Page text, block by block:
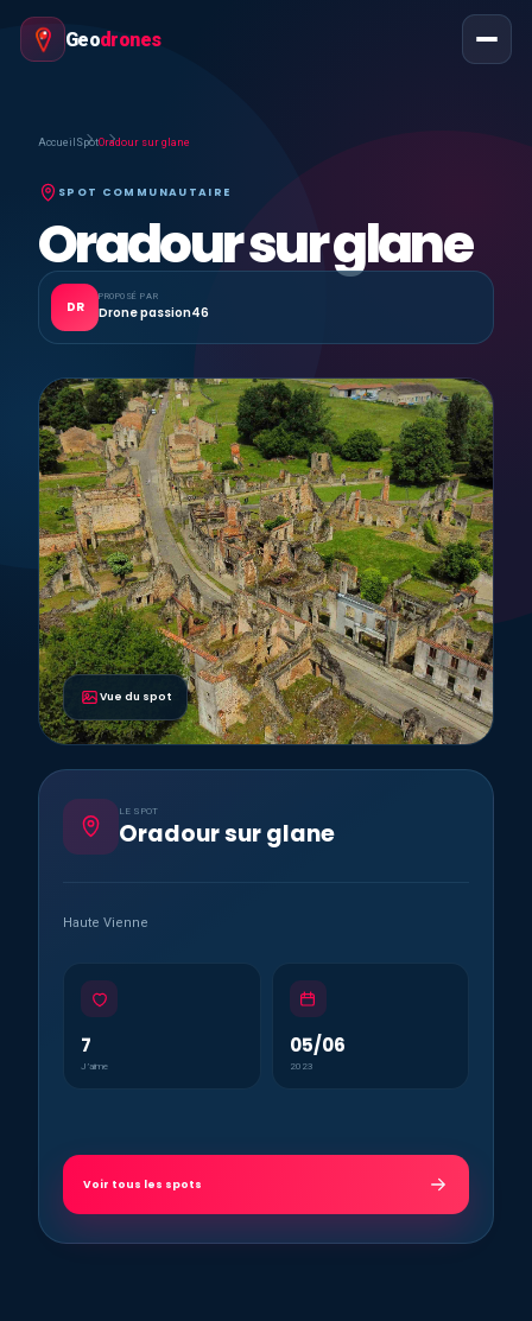
Geodrones
Accueil SpotOradour sur glane
SPOT COMMUNAUTAIRE
Oradour sur glane
DR
PROPOSÉ PAR
Drone passion46
Vue du spot
LE SPOT
Oradour sur glane
Haute Vienne
7
J’aime
05/06
2023
Voir tous les spots